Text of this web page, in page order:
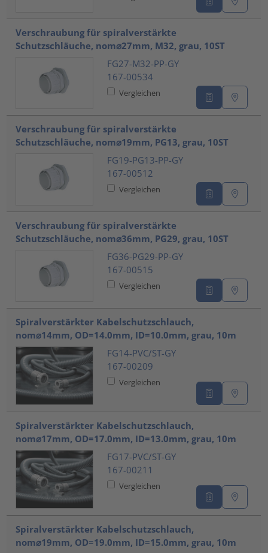
Verschraubung für spiralverstärkte
Schutzschläuche, nom⌀27mm, M32, grau, 10ST
FG27-M32-PP-GY
167-00534
Vergleichen
Verschraubung für spiralverstärkte
Schutzschläuche, nom⌀19mm, PG13, grau, 10ST
FG19-PG13-PP-GY
167-00512
Vergleichen
Verschraubung für spiralverstärkte
Schutzschläuche, nom⌀36mm, PG29, grau, 10ST
FG36-PG29-PP-GY
167-00515
Vergleichen
Spiralverstärkter Kabelschutzschlauch,
nom⌀14mm, OD=14.0mm, ID=10.0mm, grau, 10m
FG14-PVC/ST-GY
167-00209
Vergleichen
Spiralverstärkter Kabelschutzschlauch,
nom⌀17mm, OD=17.0mm, ID=13.0mm, grau, 10m
FG17-PVC/ST-GY
167-00211
Vergleichen
Spiralverstärkter Kabelschutzschlauch,
nom⌀19mm, OD=19.0mm, ID=15.0mm, grau, 10m